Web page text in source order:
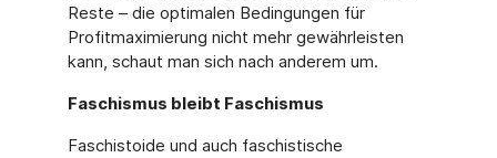
Reste – die optimalen Bedingungen für
Profitmaximierung nicht mehr gewährleisten
kann, schaut man sich nach anderem um.
Faschismus bleibt Faschismus
Faschistoide und auch faschistische